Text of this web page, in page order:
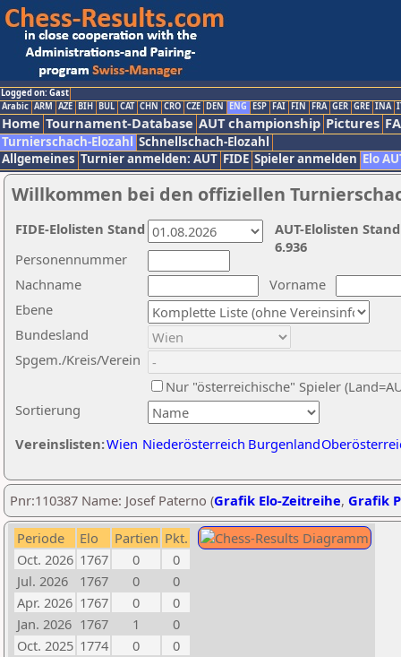
Logged on: Gast
Arabic ARM AZE BIH BUL CAT CHN CRO CZE DEN ENG ESP FAI FIN FRA GER GRE INA
Home Tournament-Database AUT championship Pictures
Turnierschach-Elozahl Schnellschach-Elozahl
Allgemeines Turnier anmelden: AUT FIDE Spieler anmelden Elo
Willkommen bei den offiziellen
Nachname
Vorname
Ebene
Sortierung
Personennummer
Bundesland
Spgem./Kreis/Verein
Nur "österreichische" Spieler
Vereinslisten:Wien Niederösterreich Burgenland
AUT-Elolisten
6.936
FIDE-Elolisten Stand
Pnr:110387 Name: Josef Paterno (Grafik Elo-Zeitreihe, Grafik
Periode Elo Partien Pkt.
Oct. 2026 1767 0
0
Jul. 2026
1767 0
0
Apr. 2026 1767 0
0
Jan. 2026 1767 1
0
Oct. 2025 1774 0
0